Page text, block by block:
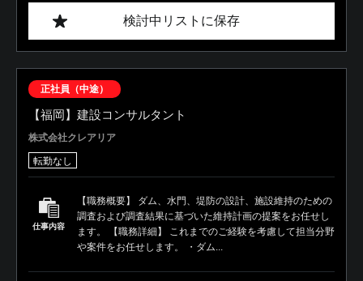
検討中リストに保存
正社員（中途）
【福岡】建設コンサルタント
株式会社クレアリア
転勤なし
仕事内容
【職務概要】 ダム、水門、堤防の設計、施設維持のための
調査および調査結果に基づいた維持計画の提案をお任せし
ます。 【職務詳細】 これまでのご経験を考慮して担当分野
や案件をお任せします。 ・ダム...